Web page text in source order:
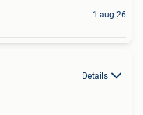
1 aug 26
Details